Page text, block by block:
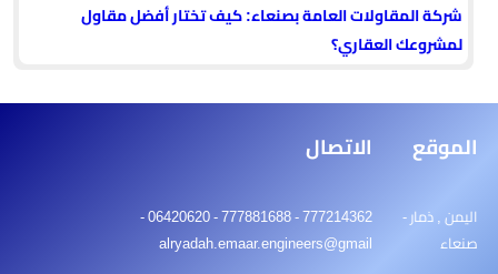
شركة المقاولات العامة بصنعاء: كيف تختار أفضل مقاول
لمشروعك العقاري؟
الموقع الاتصال
اليمن , ذمار -
صنعاء
777214362 - 777881688 - 06420620 -
alryadah.emaar.engineers@gmail